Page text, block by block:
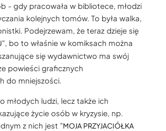
- gdy pracowała w bibliotece, młodzi
kolejnych tomów. To była walka,
Podejrzewam, że teraz dzieje się
", bo to właśnie w komiksach można
się wydawnictwo ma swój
powieści graficznych
do mniejszości.
młodych ludzi, lecz także ich
życie osób w kryzysie, np.
z nich jest "MOJA PRZYJACIÓŁKA